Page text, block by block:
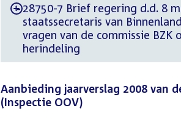
-28750-7 Brief regering d.d. 8
staatssecretaris van
vragen van de commissie
herindeling
Aanbieding jaarverslag 2008 van
(Inspectie OOV)